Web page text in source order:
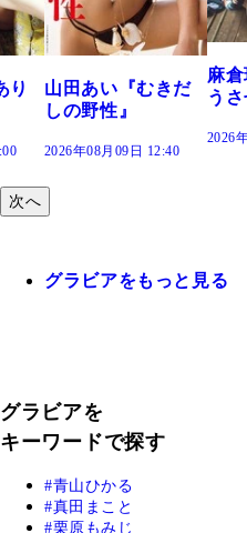
『むきだ
09日 12:40
麻倉瑞季『夏がそ
うさせた』
2026年08月09日 12:35
次へ
グラビアをもっと見る
グラビアを
キーワードで探す
青山ひかる
真田まこと
栗原もみじ